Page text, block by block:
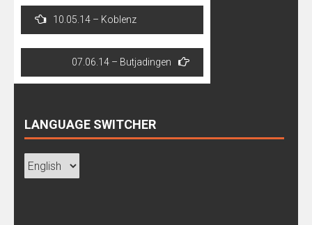
Post
navigation
10.05.14 – Koblenz
07.06.14 – Butjadingen
LANGUAGE SWITCHER